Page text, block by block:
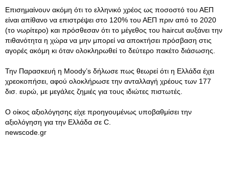
Επισημαίνουν ακόμη ότι το ελληνικό χρέος ως ποσοστό του ΑΕΠ
είναι απίθανο να επιστρέψει στο 120% του ΑΕΠ πριν από το 2020
(το νωρίτερο) και πρόσθεσαν ότι το μέγεθος του haircut αυξάνει την
πιθανότητα η χώρα να μην μπορεί να αποκτήσει πρόσβαση στις
αγορές ακόμη κι όταν ολοκληρωθεί το δεύτερο πακέτο διάσωσης.
Την Παρασκευή η Moody’s δήλωσε πως θεωρεί ότι η Ελλάδα έχει
χρεοκοπήσει, αφού ολοκλήρωσε την ανταλλαγή χρέους των 177
δισ. ευρώ, με μεγάλες ζημιές για τους ιδιώτες πιστωτές.
Ο οίκος αξιολόγησης είχε προηγουμένως υποβαθμίσει την
αξιολόγηση για την Ελλάδα σε C.
newscode.gr